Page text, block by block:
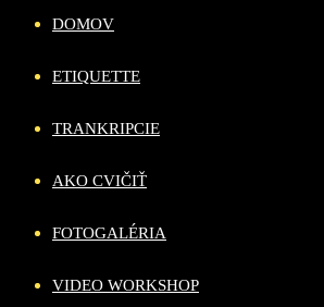
DOMOV
ETIQUETTE
TRANKRIPCIE
AKO CVIČIŤ
FOTOGALÉRIA
VIDEO WORKSHOP